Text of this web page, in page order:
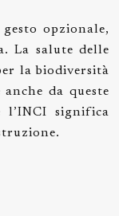
opzionale,
La salute delle
la biodiversità
da queste
l’INCI significa